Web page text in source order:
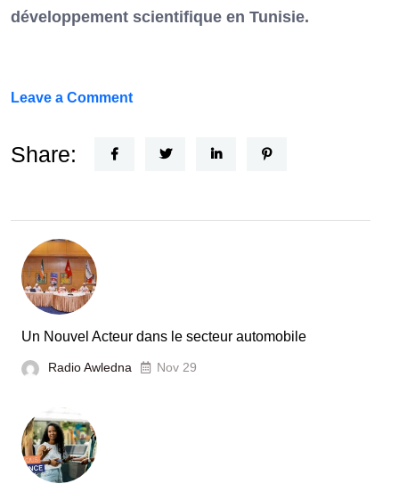
développement scientifique en Tunisie.
Leave a Commenton
Horizon
la
France
Share:
Un Nouvel Acteur dans le secteur automobile
Radio Awledna Nov 29